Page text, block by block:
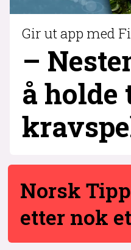
Gir ut app med
–
å
Norsk
etter nok